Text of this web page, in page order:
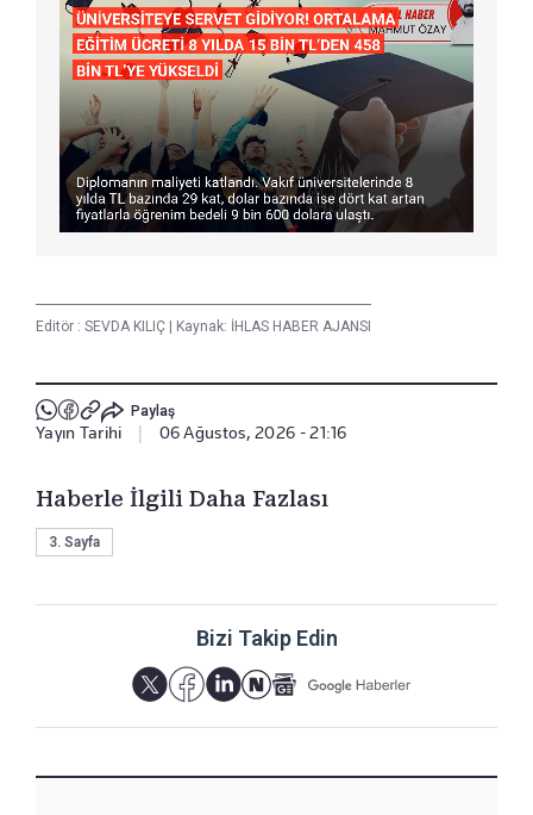
Editör : SEVDA KILIÇ | Kaynak: İHLAS HABER AJANSI
Paylaş
Yayın Tarihi 06 Ağustos, 2026 - 21:16
Haberle İlgili Daha Fazlası
3. Sayfa
Bizi Takip Edin